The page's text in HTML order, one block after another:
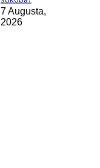
7 Augusta,
2026